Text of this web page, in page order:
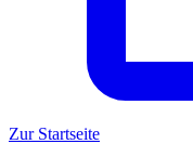
Zur Startseite